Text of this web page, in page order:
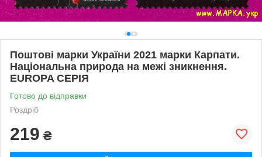
Поштові марки України 2021 марки Карпати.
Національна природа на межі зникнення.
EUROPA СЕРІЯ
Готово до відправки
Роздріб
219 ₴